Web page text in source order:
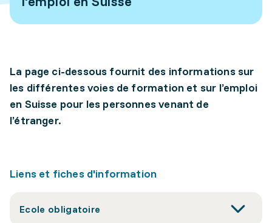
La page ci-dessous fournit des informations sur
les différentes voies de formation et sur l’emploi
en Suisse pour les personnes venant de
l’étranger.
Liens et fiches d'information
Ecole obligatoire